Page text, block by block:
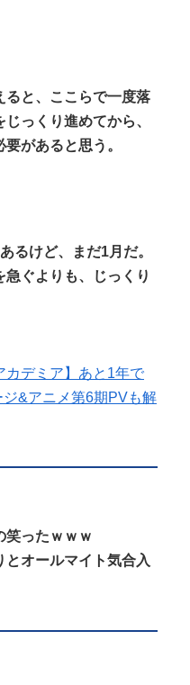
ると、ここらで一度落
っくり進めてから、
があると思う。
るけど、まだ1月だ。
ぐよりも、じっくり
カデミア】あと1年で
&アニメ第6期PVも解
笑ったｗｗｗ
オールマイト気合入